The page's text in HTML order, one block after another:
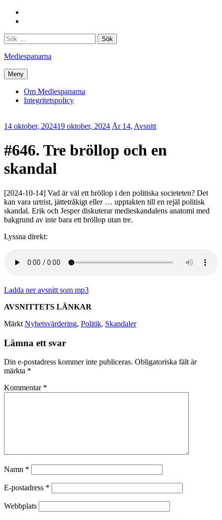
Hoppa
Sök
efter:
Mediespanarna
Meny
Om Mediespanarna
Integritetspolicy
14 oktober, 202419 oktober, 2024 Erik
År 14, Avsnitt
#646. Tre bröllop och en
skandal
[2024-10-14] Vad är väl ett bröllop i den politiska societeten? Det
kan vara urtrist, jättetråkigt eller … upptakten till en rejäl politisk
skandal. Erik och Jesper diskuterar medieskandalens anatomi med
bakgrund av inte bara ett bröllop utan tre.
Lyssna direkt:
Ladda ner avsnitt som mp3
AVSNITTETS LÄNKAR
Märkt Nyhetsvärdering, Politik, Skandaler
Lämna ett svar
Din e-postadress kommer inte publiceras. Obligatoriska fält är
märkta *
Kommentar *
Namn *
E-postadress *
Webbplats